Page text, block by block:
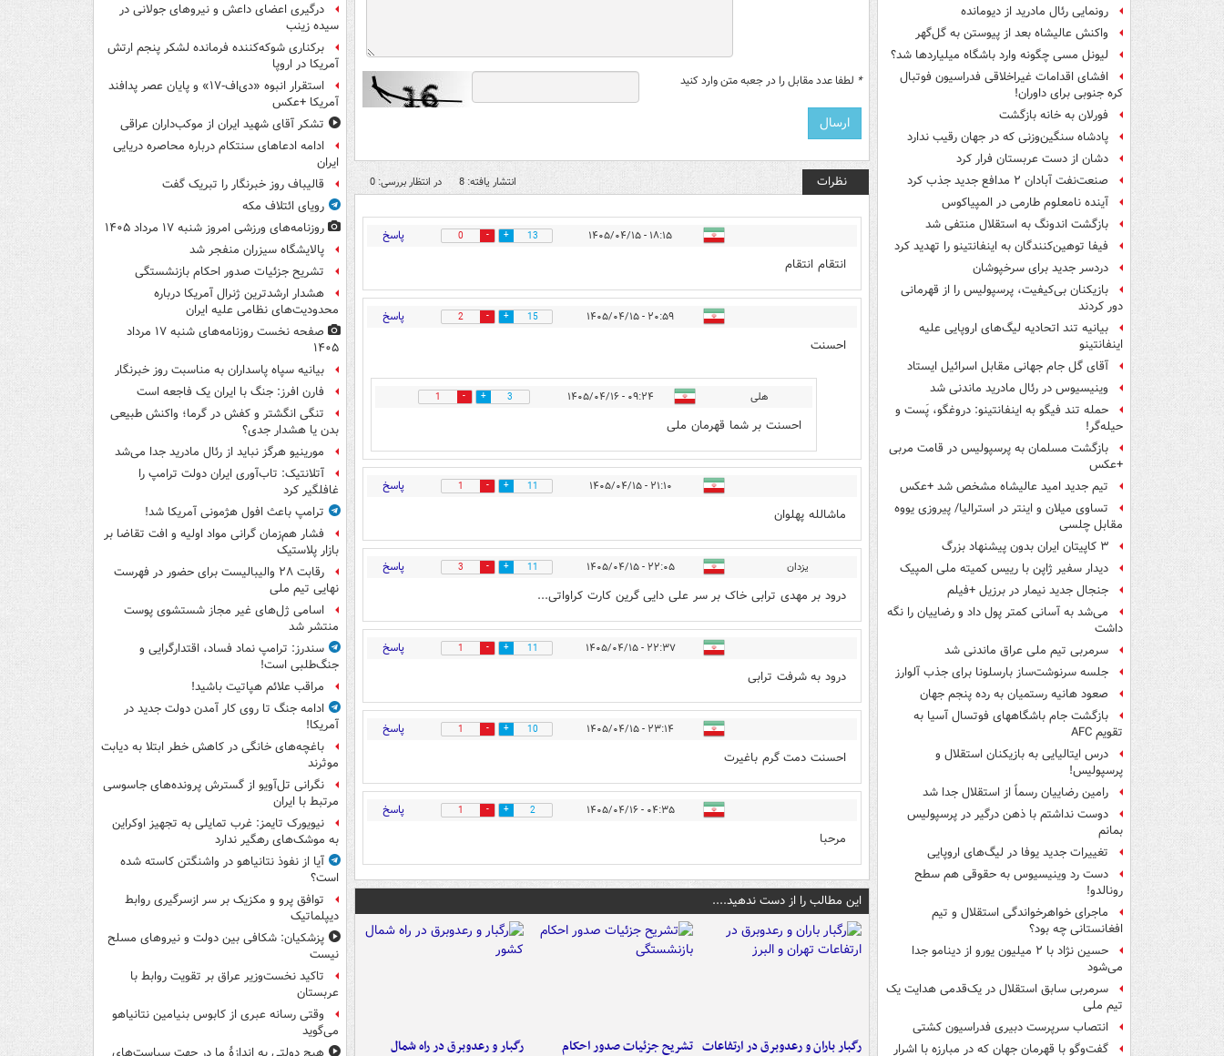
رونمایی رئال مادرید از دیومانده
واکنش عالیشاه بعد از پیوستن به گل‌گهر
لیونل مسی چگونه وارد باشگاه میلیاردها شد؟
افشای اقدامات غیراخلاقی فدراسیون فوتبال
کره جنوبی برای داوران!
فورلان به خانه بازگشت
پادشاه سنگین‌وزنی که در جهان رقیب ندارد
دشان از دست عربستان فرار کرد
صنعت‌نفت آبادان ۲ مدافع جدید جذب کرد
آینده نامعلوم طارمی در المپیاکوس
بازگشت اندونگ به استقلال منتفی شد
فیفا توهین‌کنندگان به اینفانتینو را تهدید کرد
دردسر جدید برای سرخپوشان
بازیکنان بی‌کیفیت، پرسپولیس را از قهرمانی
دور کردند
بیانیه تند اتحادیه لیگ‌های اروپایی علیه
اینفانتینو
آقای گل جام جهانی مقابل اسرائیل ایستاد
وینیسیوس در رئال مادرید ماندنی شد
حمله تند فیگو به اینفانتینو: دروغگو، پَست‌ و
حیله‌گر!
بازگشت مسلمان به پرسپولیس در قامت مربی
+عکس
تیم جدید امید عالیشاه مشخص شد +عکس
تساوی میلان و اینتر در استرالیا/ پیروزی یووه
مقابل چلسی
۳ کاپیتان ایران بدون پیشنهاد بزرگ
دیدار سفیر ژاپن با رییس کمیته ملی المپیک
جنجال جدید نیمار در برزیل +فیلم
می‌شد به آسانی کمتر پول داد و رضاییان را نگه
داشت
سرمربی تیم ملی عراق ماندنی شد
جلسه سرنوشت‌ساز بارسلونا برای جذب آلوارز
صعود هانیه رستمیان به رده پنجم جهان
بازگشت جام باشگاههای فوتسال آسیا به
تقویم AFC
درس ایتالیایی‌ به بازیکنان استقلال و
پرسپولیس!
رامین رضاییان رسماً از استقلال جدا شد
دوست نداشتم با ذهن درگیر در پرسپولیس
بمانم
تغییرات جدید یوفا در لیگ‌های اروپایی
دست رد وینیسیوس به حقوقی هم سطح
رونالدو!
ماجرای خواهرخواندگی استقلال و تیم
افغانستانی چه بود؟
حسین نژاد با ۲ میلیون یورو از دینامو جدا
می‌شود
سرمربی سابق استقلال در یک‌قدمی هدایت یک
تیم ملی
انتصاب سرپرست دبیری فدراسیون کشتی
گفت‌وگو با قهرمان جهان که در مبارزه با اشرار
* لطفا عدد مقابل را در جعبه متن وارد کنید
نظرات انتشار یافته: 8 در انتظار بررسی: 0
۱۸:۱۵ - ۱۴۰۵/۰۴/۱۵ 13
0 پاسخ
انتقام انتقام
۲۰:۵۹ - ۱۴۰۵/۰۴/۱۵ 15
2 پاسخ
احسنت
هلی ۰۹:۲۴ - ۱۴۰۵/۰۴/۱۶ 3
1
احسنت بر شما قهرمان ملی
۲۱:۱۰ - ۱۴۰۵/۰۴/۱۵ 11
1 پاسخ
ماشالله پهلوان
یزدان ۲۲:۰۵ - ۱۴۰۵/۰۴/۱۵ 11
3 پاسخ
درود بر مهدی ترابی خاک بر سر علی دایی گرین کارت کراواتی...
۲۲:۳۷ - ۱۴۰۵/۰۴/۱۵ 11
1 پاسخ
درود به شرفت ترابی
۲۳:۱۴ - ۱۴۰۵/۰۴/۱۵ 10
1 پاسخ
احسنت دمت گرم باغیرت
۰۴:۳۵ - ۱۴۰۵/۰۴/۱۶ 2
1 پاسخ
مرحبا
این مطالب را از دست ندهید....
رگبار باران و رعدوبرق در ارتفاعات تشریح جزئیات صدور احکام
رگبار و رعدوبرق در راه شمال
درگیری اعضای داعش و نیروهای جولانی در
سیده زینب
برکناری شوکه‌کننده فرمانده لشکر پنجم ارتش
آمریکا در اروپا
استقرار انبوه «دی‌اف‑۱۷» و پایان عصر پدافند
آمریکا +عکس
تشکر آقای شهید ایران از موکب‌داران عراقی
ادامه ادعاهای سنتکام درباره محاصره دریایی
ایران
قالیباف روز خبرنگار را تبریک گفت
رویای ائتلاف مکه
روزنامه‌های ورزشی امروز ‌شنبه ۱۷ مرداد ۱۴۰۵
پالایشگاه سیزران منفجر شد
تشریح جزئیات صدور احکام بازنشستگی
هشدار ارشدترین ژنرال آمریکا درباره
محدودیت‌های نظامی علیه ایران
صفحه نخست روزنامه‌های شنبه ۱۷ مرداد
۱۴۰۵
بیانیه سپاه پاسداران به مناسبت روز خبرنگار
فارن افرز: جنگ با ایران یک فاجعه است
تنگی انگشتر و کفش در گرما؛ واکنش طبیعی
بدن یا هشدار جدی؟
مورینیو هرگز نباید از رئال مادرید جدا می‌شد
آتلانتیک: تاب‌آوری ایران دولت ترامپ را
غافلگیر کرد
ترامپ باعث افول هژمونی آمریکا شد!
فشار هم‌زمان گرانی مواد اولیه و افت تقاضا بر
بازار پلاستیک
رقابت ۲۸ والیبالیست برای حضور در فهرست
نهایی تیم ملی
اسامی ژل‌های غیر مجاز شستشوی پوست
منتشر شد
سندرز: ترامپ نماد فساد، اقتدارگرایی و
جنگ‌طلبی است!
مراقب علائم هپاتیت باشید!
ادامه جنگ تا روی کار آمدن دولت جدید در
آمریکا!
باغچه‌های خانگی در کاهش خطر ابتلا به دیابت
موثرند
نگرانی تل‌آویو از گسترش پرونده‌های جاسوسی
مرتبط با ایران
نیویورک تایمز: غرب تمایلی به تجهیز اوکراین
به موشک‌های رهگیر ندارد
آیا از نفوذ نتانیاهو در واشنگتن کاسته شده
است؟
توافق پرو و مکزیک بر سر ازسرگیری روابط
دیپلماتیک
پزشکیان: شکافی بین دولت و نیروهای مسلح
نیست
تاکید نخست‌وزیر عراق بر تقویت روابط با
عربستان
وقتی رسانه عبری از کابوس بنیامین نتانیاهو
می‌گوید